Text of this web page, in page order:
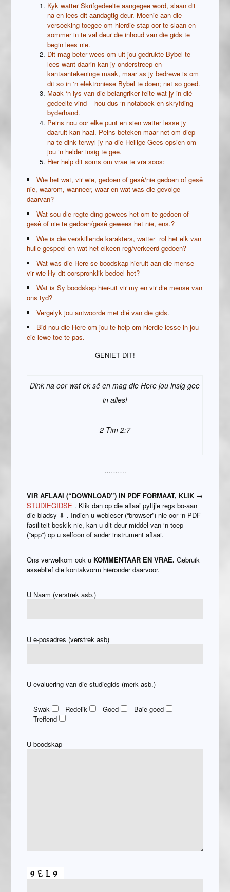
Kyk watter Skrifgedeelte aangegee word, slaan dit
na en lees dit aandagtig deur. Moenie aan die
versoeking toegee om hierdie stap oor te slaan en
sommer in te val deur die inhoud van die gids te
begin lees nie.
Dit mag beter wees om uit jou gedrukte Bybel te
lees want daarin kan jy onderstreep en
kantaantekeninge maak, maar as jy bedrewe is om
dit so in ‘n elektroniese Bybel te doen; net so goed.
Maak ‘n lys van die belangriker feite wat jy in dié
gedeelte vind – hou dus ‘n notaboek en skryfding
byderhand.
Peins nou oor elke punt en sien watter lesse jy
daaruit kan haal. Peins beteken maar net om diep
na te dink terwyl jy na die Heilige Gees opsien om
jou ‘n helder insig te gee.
Hier help dit soms om vrae te vra soos:
Wie het wat, vir wie, gedoen of gesê/nie gedoen of gesê
nie, waarom, wanneer, waar en wat was die gevolge
daarvan?
Wat sou die regte ding gewees het om te gedoen of
gesê of nie te gedoen/gesê gewees het nie, ens.?
Wie is die verskillende karakters, watter rol het elk van
hulle gespeel en wat het elkeen reg/verkeerd gedoen?
Wat was die Here se boodskap hieruit aan die mense
vir wie Hy dit oorspronklik bedoel het?
Wat is Sy boodskap hier-uit vir my en vir die mense van
ons tyd?
Vergelyk jou antwoorde met dié van die gids.
Bid nou die Here om jou te help om hierdie lesse in jou
eie lewe toe te pas.
GENIET DIT!
Dink na oor wat ek sê en mag die Here jou insig gee
in alles!
2 Tim 2:7
……….
VIR AFLAAI (“DOWNLOAD”) IN PDF FORMAAT, KLIK →
STUDIEGIDSE . Klik dan op die aflaai pyltjie regs bo-aan
die bladsy ⇓ . Indien u webleser (“browser”) nie oor ‘n PDF
fasiliteit beskik nie, kan u dit deur middel van ‘n toep
(“app”) op u selfoon of ander instrument aflaai.
Ons verwelkom ook u KOMMENTAAR EN VRAE.Gebruik
asseblief die kontakvorm hieronder daarvoor.
U Naam (verstrek asb.)
U e-posadres (verstrek asb)
U evaluering van die studiegids (merk asb.)
Swak Redelik Goed
Baie goed
Treffend
U boodskap